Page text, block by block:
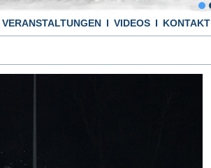
VERANSTALTUNGEN VIDEOS KONTAKT